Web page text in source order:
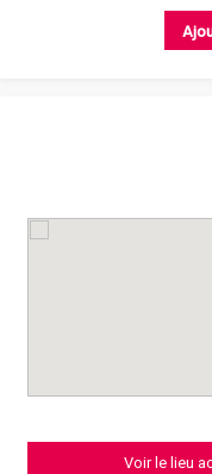
Voir le lieu